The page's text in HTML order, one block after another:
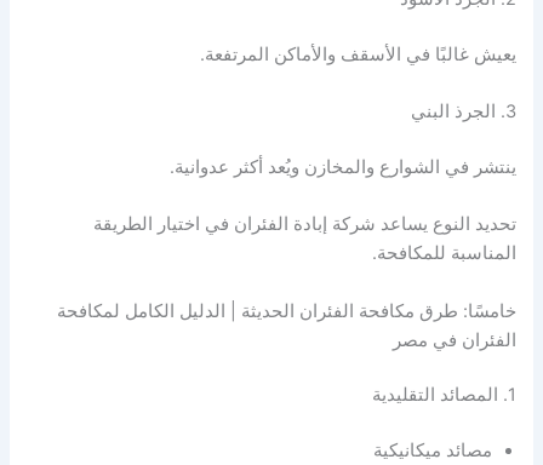
يعيش غالبًا في الأسقف والأماكن المرتفعة.
3. الجرذ البني
ينتشر في الشوارع والمخازن ويُعد أكثر عدوانية.
تحديد النوع يساعد شركة إبادة الفئران في اختيار الطريقة
المناسبة للمكافحة.
خامسًا: طرق مكافحة الفئران الحديثة | الدليل الكامل لمكافحة
الفئران في مصر
1. المصائد التقليدية
مصائد ميكانيكية